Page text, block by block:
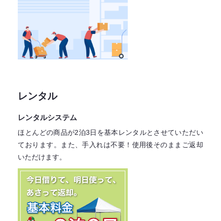
レンタル
レンタルシステム
ほとんどの商品が2泊3日を基本レンタルとさせていただい
ております。
また、手入れは不要！ 使用後そのままご返却
いただけます。